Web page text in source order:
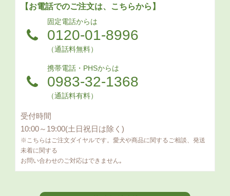
【お電話でのご注文は、こちらから】
固定電話からは
0120-01-8996
（通話料無料）
携帯電話・PHSからは
0983-32-1368
（通話料有料）
受付時間
10:00～19:00(土日祝日は除く)
※こちらはご注文ダイヤルです。愛犬や商品に関するご相談、発送
未着に関する
お問い合わせのご対応はできません｡